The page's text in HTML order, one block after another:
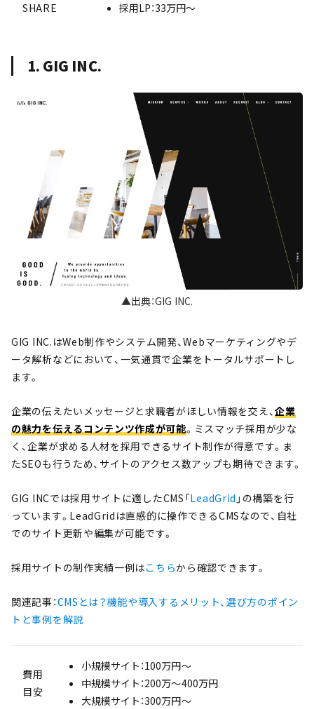
SHARE
採用LP：33万円〜
1. GIG INC.
▲出典：GIG INC.
GIG INC.はWeb制作やシステム開発、Webマーケティングやデ
ータ解析などにおいて、一気通貫で企業をトータルサポートし
ます。
企業の伝えたいメッセージと求職者がほしい情報を交え、企業
の魅力を伝えるコンテンツ作成が可能。ミスマッチ採用が少な
く、企業が求める人材を採用できるサイト制作が得意です。ま
たSEOも行うため、サイトのアクセス数アップも期待できます。
GIG INCでは採用サイトに適したCMS「LeadGrid 」の構築を行
っています。LeadGridは直感的に操作できるCMSなので、自社
でのサイト更新や編集が可能です。
採用サイトの制作実績一例はこちらから確認できます。
関連記事：CMSとは？機能や導入するメリット、選び方のポイン
トと事例を解説
費用
目安
小規模サイト：100万円〜
中規模サイト：200万〜400万円
大規模サイト：300万円〜